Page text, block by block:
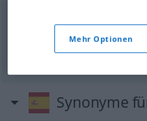
proclamar (odecir) a loscuatro
ausposaunen
Synonyme
Mehr Optionen